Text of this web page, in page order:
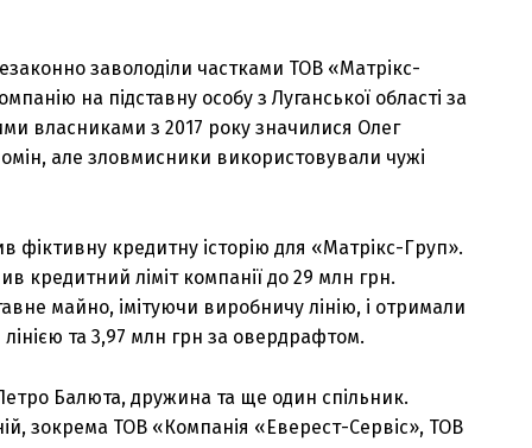
заволоділи частками ТОВ «Матрікс-
на підставну особу з Луганської області за
власниками з 2017 року значилися Олег
але зловмисники використовували чужі
фіктивну кредитну історію для «Матрікс-Груп».
кредитний ліміт компанії до 29 млн грн.
майно, імітуючи виробничу лінію, і отримали
та 3,97 млн грн за овердрафтом.
Балюта, дружина та ще один спільник.
зокрема ТОВ «Компанія «Еверест-Сервіс», ТОВ